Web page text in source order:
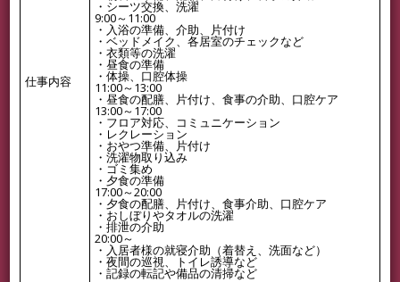
仕事内容
・シーツ交換、洗濯
9:00～11:00
・入浴の準備、介助、片付け
・ベッドメイク、各居室のチェックなど
・衣類等の洗濯
・昼食の準備
・体操、口腔体操
11:00～13:00
・昼食の配膳、片付け、食事の介助、口腔ケア
13:00～17:00
・フロア対応、コミュニケーション
・レクレーション
・おやつ準備、片付け
・洗濯物取り込み
・ゴミ集め
・夕食の準備
17:00～20:00
・夕食の配膳、片付け、食事介助、口腔ケア
・おしぼりやタオルの洗濯
・排泄の介助
20:00～
・入居者様の就寝介助（着替え、洗面など）
・夜間の巡視、トイレ誘導など
・記録の転記や備品の清掃など